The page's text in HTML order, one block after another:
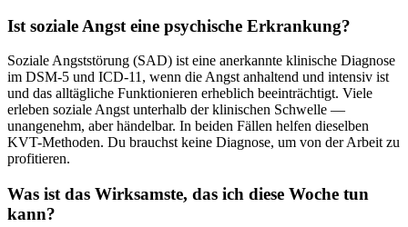
Ist soziale Angst eine psychische Erkrankung?
Soziale Angststörung (SAD) ist eine anerkannte klinische Diagnose
im DSM-5 und ICD-11, wenn die Angst anhaltend und intensiv ist
und das alltägliche Funktionieren erheblich beeinträchtigt. Viele
erleben soziale Angst unterhalb der klinischen Schwelle —
unangenehm, aber händelbar. In beiden Fällen helfen dieselben
KVT-Methoden. Du brauchst keine Diagnose, um von der Arbeit zu
profitieren.
Was ist das Wirksamste, das ich diese Woche tun
kann?